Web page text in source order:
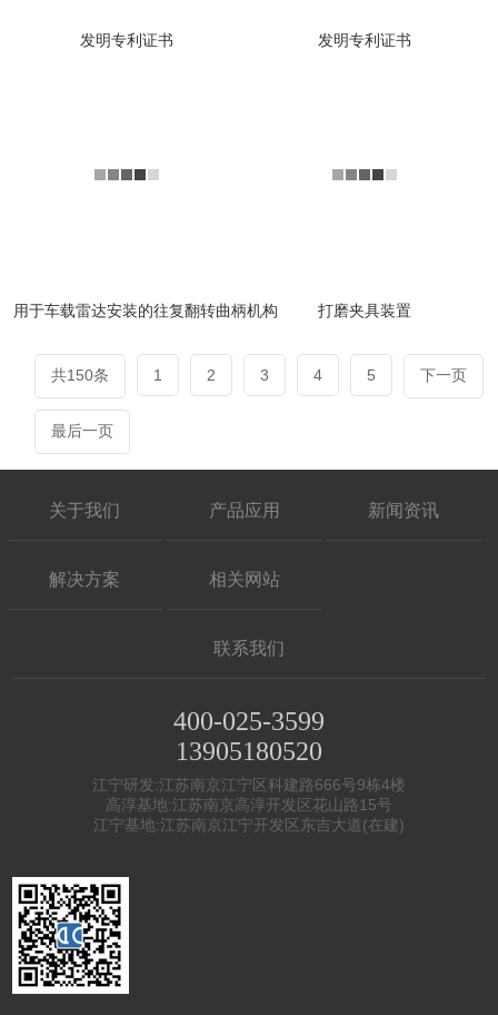
发明专利证书 发明专利证书
用于车载雷达安装的往复翻转曲柄机构 打磨夹具装置
共150条 1 2 3 4 5 下一页
最后一页
关于我们 产品应用 新闻资讯
解决方案 相关网站
联系我们
400-025-3599
13905180520
江宁研发:江苏南京江宁区科建路666号9栋4楼
高淳基地:江苏南京高淳开发区花山路15号
江宁基地:江苏南京江宁开发区东吉大道(在建)